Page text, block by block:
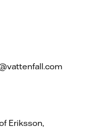
Eriksson,